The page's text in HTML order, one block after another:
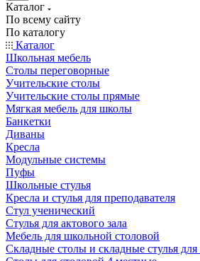
Каталог
По всему сайту
По каталогу
Каталог
Школьная мебель
Столы переговорные
Учительские столы
Учительские столы прямые
Мягкая мебель для школы
Банкетки
Диваны
Кресла
Модульные системы
Пуфы
Школьные стулья
Кресла и стулья для преподавателя
Стул ученический
Стулья для актового зала
Мебель для школьной столовой
Складные столы и складные стулья